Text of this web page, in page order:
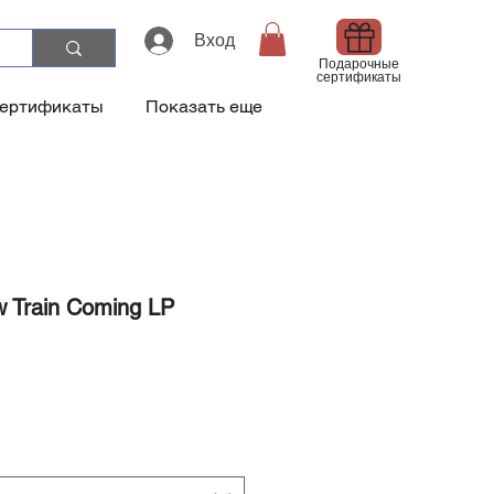
Вход
Подарочные
сертификаты
Показать еще
Train Coming LP